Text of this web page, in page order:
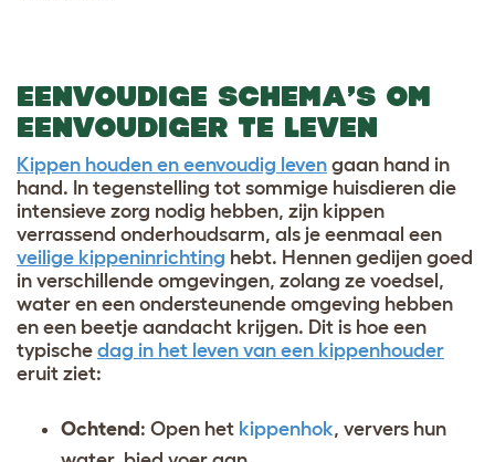
EENVOUDIGE SCHEMA’S OM
EENVOUDIGER TE LEVEN
Kippen houden en eenvoudig leven gaan hand in
hand. In tegenstelling tot sommige huisdieren die
intensieve zorg nodig hebben, zijn kippen
verrassend onderhoudsarm, als je eenmaal een
veilige kippeninrichting hebt. Hennen gedijen goed
in verschillende omgevingen, zolang ze voedsel,
water en een ondersteunende omgeving hebben
en een beetje aandacht krijgen. Dit is hoe een
typische dag in het leven van een kippenhouder
eruit ziet:
Ochtend: Open het kippenhok, ververs hun